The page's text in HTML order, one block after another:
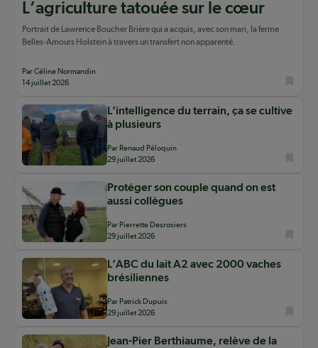
L’agriculture tatouée sur le cœur
Portrait de Lawrence Boucher Brière qui a acquis, avec son mari, la ferme
Belles-Amours Holstein à travers un transfert non apparenté.
Par Céline Normandin
14 juillet 2026
L’intelligence du terrain, ça se cultive
à plusieurs
Par Renaud Péloquin
29 juillet 2026
Protéger son couple quand on est
aussi collègues
Par Pierrette Desrosiers
29 juillet 2026
L’ABC du lait A2 avec 2000 vaches
brésiliennes
Par Patrick Dupuis
29 juillet 2026
Jean-Pier Berthiaume, relève de la